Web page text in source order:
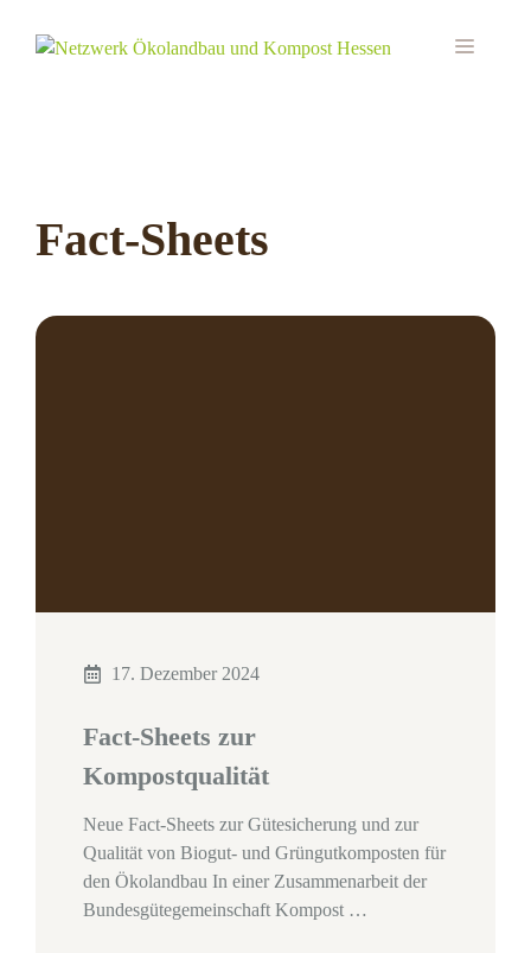
Inhalt
MENÜ
Fact-Sheets
17. Dezember 2024
Fact-Sheets zur
Kompostqualität
Neue Fact-Sheets zur Gütesicherung und zur
Qualität von Biogut- und Grüngutkomposten für
den Ökolandbau In einer Zusammenarbeit der
Bundesgütegemeinschaft Kompost …